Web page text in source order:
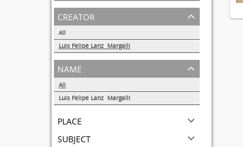
1
creator
All
Luis Felipe Lanz Margalli
1
name
All
Luis Felipe Lanz Margalli
place
subject